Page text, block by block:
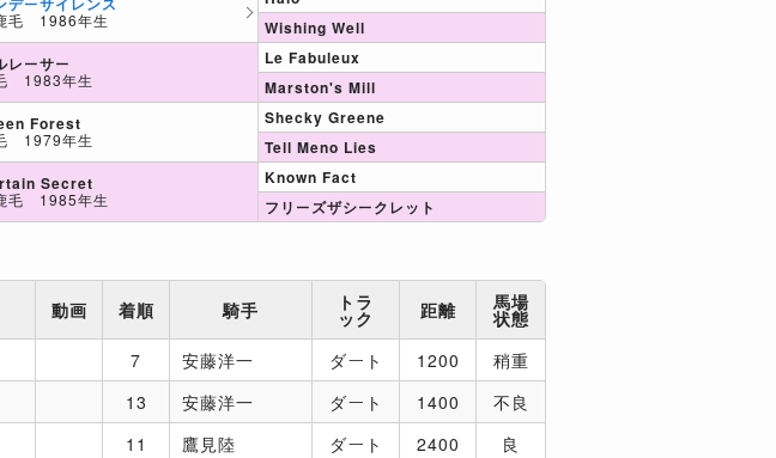
毛 1986年生
レーサー
1983年生
Forest
1979年生
Secret
毛 1985年生
Wishing Well
Le Fabuleux
Marston's Mill
Shecky Greene
Tell Meno Lies
Known Fact
フリーズザシークレット
動画 着順 騎手 トラ
ック 距離 馬場
状態
7 安藤洋一 ダート 1200
稍重
13 安藤洋一 ダート 1400
不良
11 鷹見陸 ダート 2400
良